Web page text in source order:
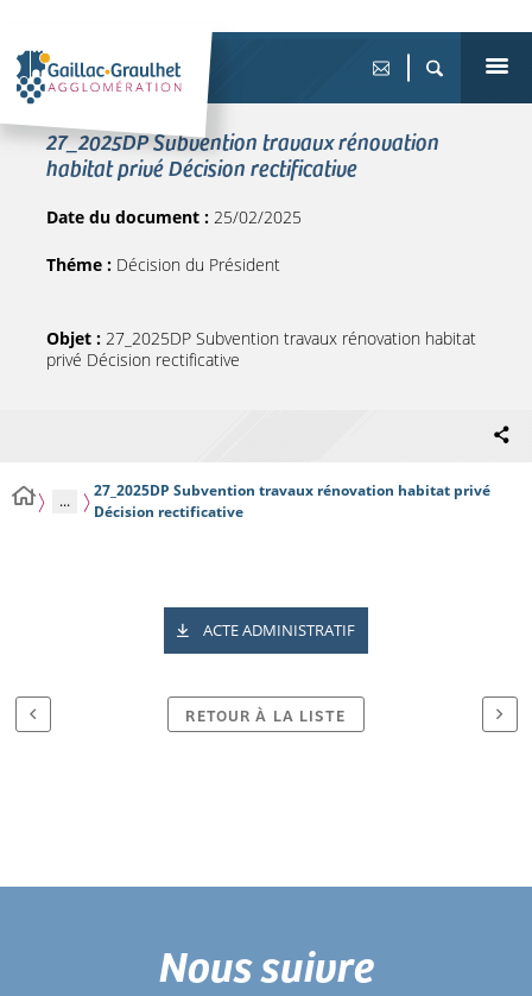
27_2025DP Subvention travaux rénovation
habitat privé Décision rectificative
Date du document : 25/02/2025
Théme : Décision du Président
Objet : 27_2025DP Subvention travaux rénovation habitat
privé Décision rectificative
...
27_2025DP Subvention travaux rénovation habitat privé
Décision rectificative
ACTE ADMINISTRATIF
RETOUR À LA LISTE
Nous suivre